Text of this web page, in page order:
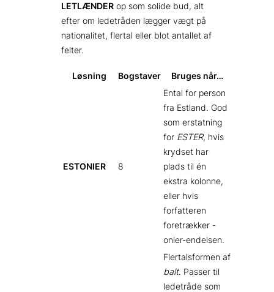
LETLÆNDER op som solide bud, alt
efter om ledetråden lægger vægt på
nationalitet, flertal eller blot antallet af
felter.
Løsning Bogstaver Bruges når…
ESTONIER 8
Ental for person
fra Estland. God
som erstatning
for ESTER, hvis
krydset har
plads til én
ekstra kolonne,
eller hvis
forfatteren
foretrækker -
onier-endelsen.
Flertalsformen af
balt. Passer til
ledetråde som